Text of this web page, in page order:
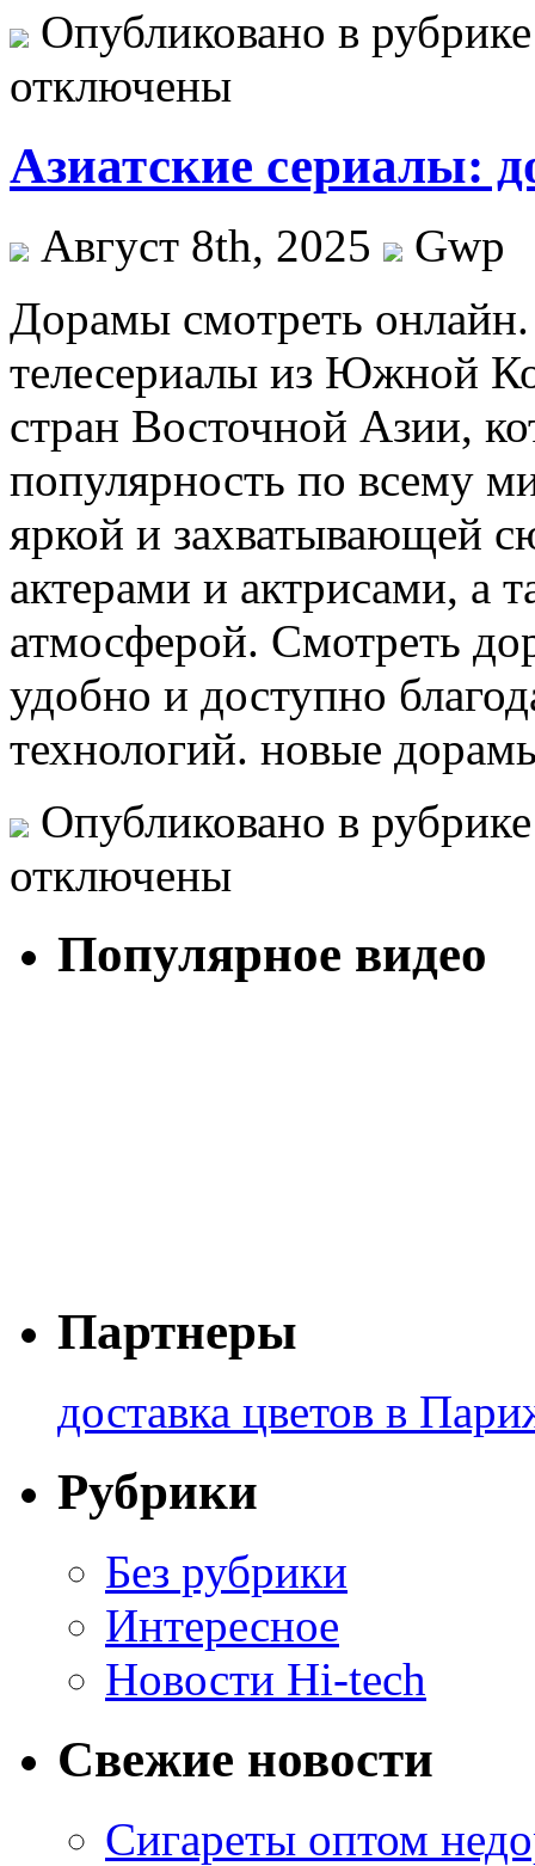
Опубликовано в
отключены
Азиатские сериалы:
Август 8th, 2025
Gwp
Дoрaмы смoтрeть
телесериалы из Южной
стран Восточной Азии,
популярность по всему
яркой и захватывающей
актерами и актрисами, а
атмосферой. Смотреть
удобно и доступно
технологий. новые
Опубликовано в
отключены
Популярное видео
Партнеры
доставка цветов в
Рубрики
Без рубрики
Интересное
Новости Hi-tech
Свежие новости
Сигареты оптом